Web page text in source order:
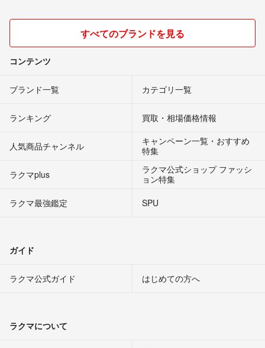
すべてのブランドを見る
コンテンツ
ブランド一覧 カテゴリ一覧
ランキング 買取・相場価格情報
人気商品チャンネル
キャンペーン一覧・おすすめ
特集
ラクマplus
ラクマ公式ショップ ファッシ
ョン特集
ラクマ最強鑑定
SPU
ガイド
ラクマ公式ガイド はじめての方へ
ラクマについて